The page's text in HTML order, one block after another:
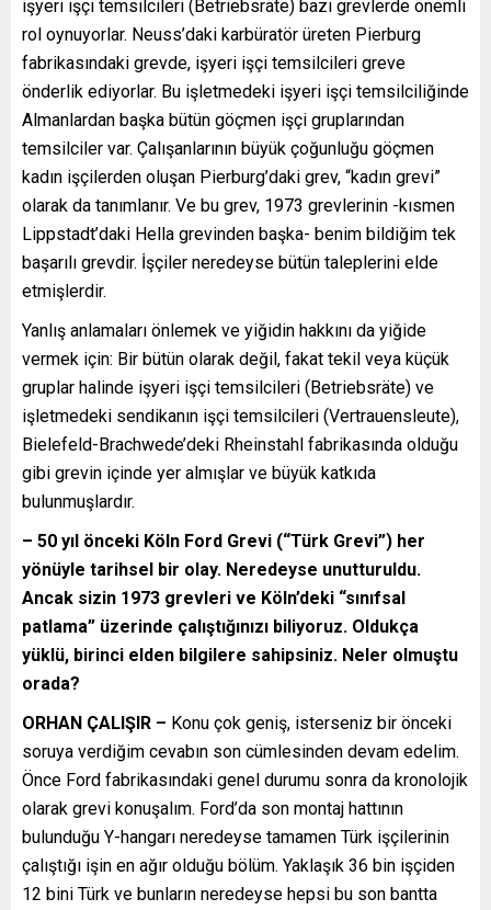
işyeri işçi temsilcileri (Betriebsräte) bazı grevlerde önemli
rol oynuyorlar. Neuss’daki karbüratör üreten Pierburg
fabrikasındaki grevde, işyeri işçi temsilcileri greve
önderlik ediyorlar. Bu işletmedeki işyeri işçi temsilciliğinde
Almanlardan başka bütün göçmen işçi gruplarından
temsilciler var. Çalışanlarının büyük çoğunluğu göçmen
kadın işçilerden oluşan Pierburg’daki grev, “kadın grevi”
olarak da tanımlanır. Ve bu grev, 1973 grevlerinin -kısmen
Lippstadt’daki Hella grevinden başka- benim bildiğim tek
başarılı grevdir. İşçiler neredeyse bütün taleplerini elde
etmişlerdir.
Yanlış anlamaları önlemek ve yiğidin hakkını da yiğide
vermek için: Bir bütün olarak değil, fakat tekil veya küçük
gruplar halinde işyeri işçi temsilcileri (Betriebsräte) ve
işletmedeki sendikanın işçi temsilcileri (Vertrauensleute),
Bielefeld-Brachwede’deki Rheinstahl fabrikasında olduğu
gibi grevin içinde yer almışlar ve büyük katkıda
bulunmuşlardır.
– 50 yıl önceki Köln Ford Grevi (“Türk Grevi”) her
yönüyle tarihsel bir olay. Neredeyse unutturuldu.
Ancak sizin 1973 grevleri ve Köln’deki “sınıfsal
patlama” üzerinde çalıştığınızı biliyoruz. Oldukça
yüklü, birinci elden bilgilere sahipsiniz. Neler olmuştu
orada?
ORHAN ÇALIŞIR – Konu çok geniş, isterseniz bir önceki
soruya verdiğim cevabın son cümlesinden devam edelim.
Önce Ford fabrikasındaki genel durumu sonra da kronolojik
olarak grevi konuşalım. Ford’da son montaj hattının
bulunduğu Y-hangarı neredeyse tamamen Türk işçilerinin
çalıştığı işin en ağır olduğu bölüm. Yaklaşık 36 bin işçiden
12 bini Türk ve bunların neredeyse hepsi bu son bantta